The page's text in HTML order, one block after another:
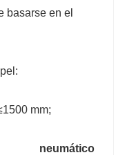
basarse en el
mm;
neumático